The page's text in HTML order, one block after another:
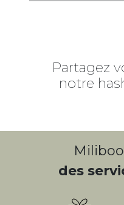
Partagez
notre
des